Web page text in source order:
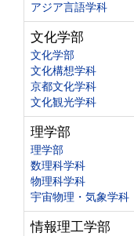
アジア言語学科
文化学部
文化学部
文化構想学科
京都文化学科
文化観光学科
理学部
理学部
数理科学科
物理科学科
宇宙物理・気象学科
情報理工学部